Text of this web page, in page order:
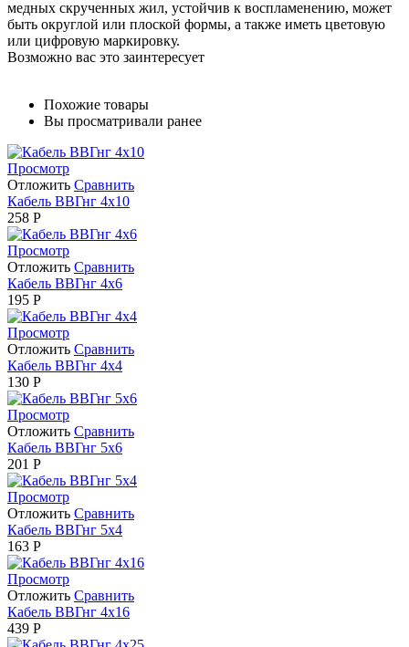
медных скрученных жил, устойчив к воспламенению, может
быть округлой или плоской формы, а также иметь цветовую
или цифровую маркировку.
Возможно вас это заинтересует
Похожие товары
Вы просматривали ранее
Просмотр
Отложить Сравнить
Кабель ВВГнг 4х10
258 Р
Просмотр
Отложить Сравнить
Кабель ВВГнг 4х6
195 Р
Просмотр
Отложить Сравнить
Кабель ВВГнг 4х4
130 Р
Просмотр
Отложить Сравнить
Кабель ВВГнг 5х6
201 Р
Просмотр
Отложить Сравнить
Кабель ВВГнг 5х4
163 Р
Просмотр
Отложить Сравнить
Кабель ВВГнг 4х16
439 Р